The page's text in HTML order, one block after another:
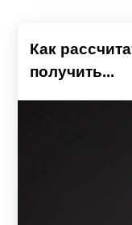
Как
получить...